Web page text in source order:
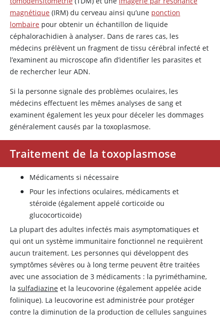
magnétique (IRM) du cerveau ainsi qu’une ponction
lombaire pour obtenir un échantillon de liquide
céphalorachidien à analyser. Dans de rares cas, les
médecins prélèvent un fragment de tissu cérébral infecté et
l’examinent au microscope afin d’identifier les parasites et
de rechercher leur ADN.
Si la personne signale des problèmes oculaires, les
médecins effectuent les mêmes analyses de sang et
examinent également les yeux pour déceler les dommages
généralement causés par la toxoplasmose.
Traitement de la toxoplasmose
Médicaments si nécessaire
Pour les infections oculaires, médicaments et
stéroïde (également appelé corticoïde ou
glucocorticoïde)
La plupart des adultes infectés mais asymptomatiques et
qui ont un système immunitaire fonctionnel ne requièrent
aucun traitement. Les personnes qui développent des
symptômes sévères ou à long terme peuvent être traitées
avec une association de 3 médicaments : la pyriméthamine,
la sulfadiazine et la leucovorine (également appelée acide
folinique). La leucovorine est administrée pour protéger
contre la diminution de la production de cellules sanguines